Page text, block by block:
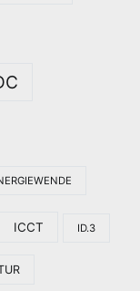
ICCT ID.3